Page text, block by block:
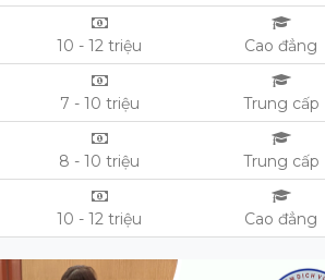
10 - 12 triệu Cao đẳng
7 - 10 triệu Trung cấp
8 - 10 triệu Trung cấp
10 - 12 triệu Cao đẳng